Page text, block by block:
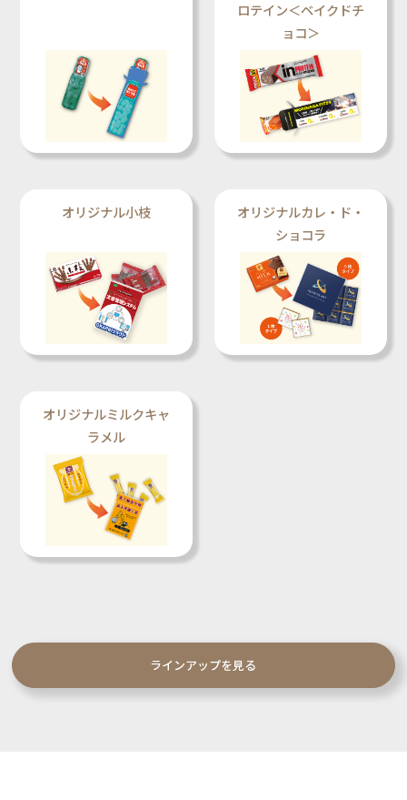
ロテイン＜ベイクドチ
ョコ＞
オリジナル小枝
オリジナルカレ・ド・
ショコラ
オリジナルミルクキャ
ラメル
ラインアップを見る